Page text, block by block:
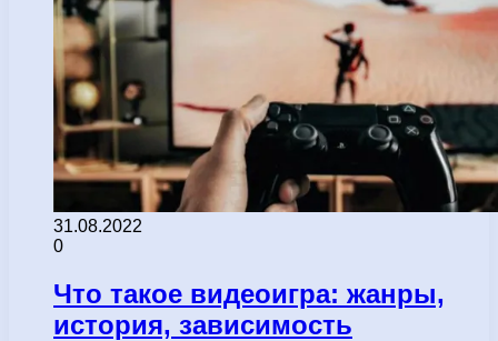
31.08.2022
0
Что такое видеоигра: жанры,
история, зависимость